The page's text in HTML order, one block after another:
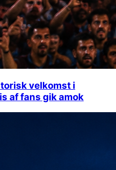
velkomst i
af fans gik amok